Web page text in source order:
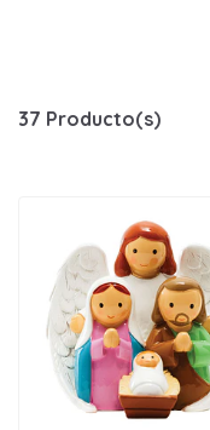
37 Producto(s)